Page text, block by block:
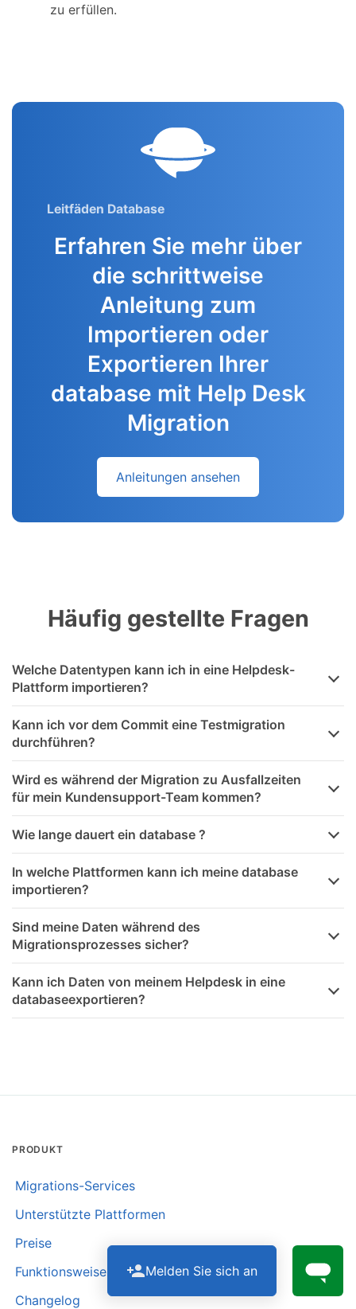
zu erfüllen.
Leitfäden Database
Erfahren Sie mehr über
die schrittweise
Anleitung zum
Importieren oder
Exportieren Ihrer
database mit Help Desk
Migration
Anleitungen ansehen
Häufig gestellte Fragen
Welche Datentypen kann ich in eine Helpdesk-
Plattform importieren?
Kann ich vor dem Commit eine Testmigration
durchführen?
Wird es während der Migration zu Ausfallzeiten
für mein Kundensupport-Team kommen?
Wie lange dauert ein database ?
In welche Plattformen kann ich meine database
importieren?
Sind meine Daten während des
Migrationsprozesses sicher?
Kann ich Daten von meinem Helpdesk in eine
databaseexportieren?
PRODUKT
Migrations-Services
Unterstützte Plattformen
Preise
Funktionsweise
Changelog
Melden Sie sich an